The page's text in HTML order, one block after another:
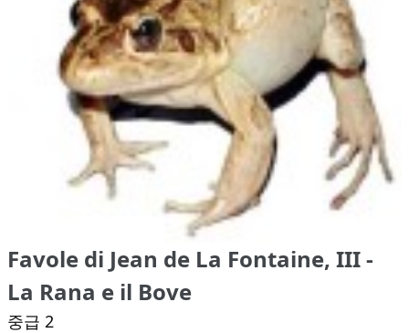
Favole di Jean de La Fontaine, III -
La Rana e il Bove
중급 2